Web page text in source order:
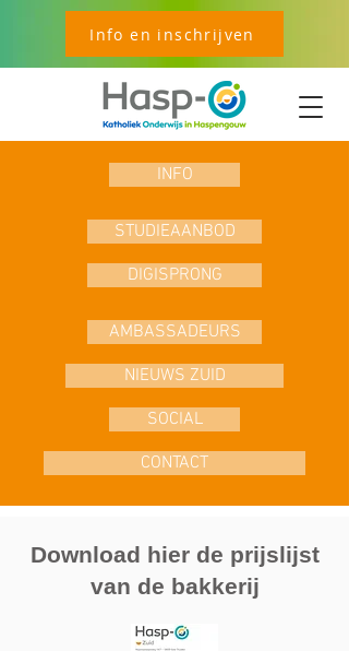
Info en inschrijven
INFO
STUDIEAANBOD
DIGISPRONG
AMBASSADEURS
NIEUWS ZUID
SOCIAL
CONTACT
Download hier de prijslijst
van de bakkerij